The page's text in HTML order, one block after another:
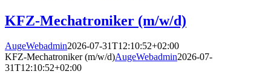
KFZ-Mechatroniker (m/w/d)
AugeWebadmin2026-07-31T12:10:52+02:00
KFZ-Mechatroniker (m/w/d)AugeWebadmin2026-07-
31T12:10:52+02:00